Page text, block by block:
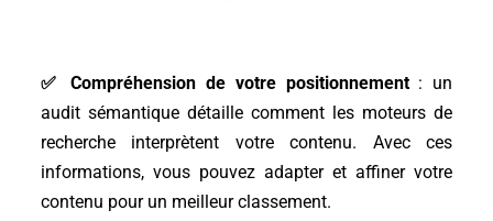
✅Compréhension de votre positionnement: un
audit sémantique détaille comment les moteurs de
recherche interprètent votre contenu. Avec ces
informations, vous pouvez adapter et affiner votre
contenu pour un meilleur classement.